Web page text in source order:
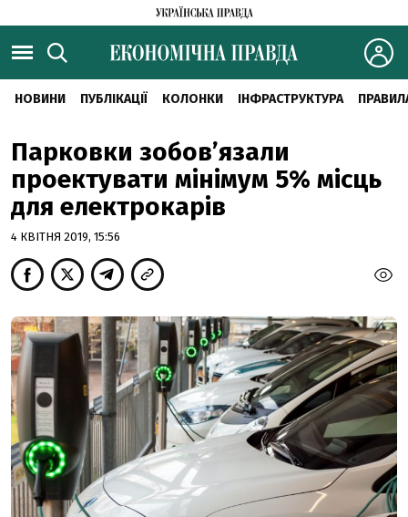
НОВИНИ ПУБЛІКАЦІЇ КОЛОНКИ ІНФРАСТРУКТУРА
Парковки зобов’язали
проектувати мінімум 5% місць
для електрокарів
4 КВІТНЯ 2019, 15:56